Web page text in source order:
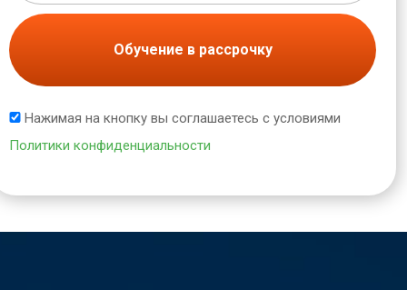
Обучение в рассрочку
Нажимая на кнопку вы соглашаетесь с условиями
Политики конфиденциальности